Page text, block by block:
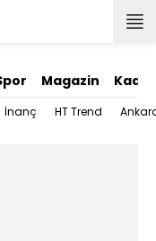
Magazin Kadın
İnanç HT Trend